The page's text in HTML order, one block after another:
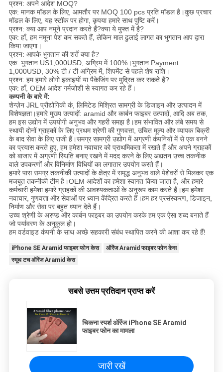
प्रश्न: अपने आदेश MOQ?
एक: मानक मॉडल के लिए, आमतौर पर MOQ 100 pcs प्रति मॉडल है।कुछ प्रचार
मॉडल के लिए, यह स्टॉक पर होगा, कृपया हमारे साथ पुष्टि करें।
प्रश्न: क्या आप नमूने प्रदान करते हैं?क्या ये मुफ्त में है?
एक: हाँ, हम नमूना पेश कर सकते हैं, लेकिन माल ढुलाई लागत का भुगतान आप द्वारा
किया जाएगा।
प्रश्न: आपके भुगतान की शर्तें क्या है?
एक: भुगतान US1,000USD, अग्रिम में 100%।भुगतान Payment
1,000USD, 30% टी / टी अग्रिम में, शिपमेंट से पहले शेष राशि।
प्रश्न: हम हमारे लोगो इकाइयों या पैकेजिंग पर मुद्रित कर सकते हैं?
एक: हाँ, OEM आदेश गर्मजोशी से स्वागत कर रहे हैं।
कम्पनी के बारे में:
शेन्ज़ेन JRL प्रौद्योगिकी कं, लिमिटेड मिश्रित सामग्री के डिजाइन और उत्पादन में
विशेषज्ञता।हमारे मुख्य उत्पादों: aramid और कार्बन फाइबर उत्पादों, आदि अब तक,
हम इस उद्योग में उपयोगी अनुभव और गहरी समझ है।हम संभावित और लंबे समय से
स्थायी दोनों ग्राहकों के लिए प्रथम श्रेणी की गुणवत्ता, उचित मूल्य और व्यापक बिक्री
के बाद सेवा के लिए राजी हैं।समग्र सामग्री उद्योग में अग्रणी कंपनियों में से एक बनने
का प्रयास करते हुए, हम हमेशा नवाचार को प्राथमिकता में रखते हैं और अपने ग्राहकों
को बाजार में अग्रणी स्थिति बनाए रखने में मदद करने के लिए अद्यतन उच्च तकनीक
वाले उपकरणों और विनिर्माण विधियों का लगातार उपयोग करते हैं।
हमारे पास समग्र तकनीकी उत्पादों के क्षेत्र में समृद्ध अनुभव वाले पेशेवरों से मिलकर एक
मजबूत तकनीकी टीम है।OEM आदेशों का हमेशा स्वागत किया जाता है, और हमारे
कर्मचारी हमेशा हमारे ग्राहकों की आवश्यकताओं के अनुरूप काम करते हैं।हम हमेशा
नवाचार, गुणवत्ता और सेवाओं पर ध्यान केंद्रित करते हैं।हम हर प्रसंस्करण, डिजाइन,
निर्माण और सेवा पर बहुत ध्यान देते हैं।
उच्च श्रेणी के अरण्ड और कार्बन फाइबर का उपयोग करके हम एक ऐसा शब्द बनाते हैं
जो पर्यावरण के अनुकूल हो।
हम वर्डवाइड कंपनी के साथ अच्छे सहकारी संबंध स्थापित करने की आशा कर रहे हैं!
iPhone SE Aramid फाइबर फोन केस
ऑरेंज Aramid फाइबर फोन केस
स्मूथ टच ऑरेंज Aramid केस
सबसे उत्तम प्रतिदान प्राप्त करें
चिकना स्पर्श ऑरेंज iPhone SE Aramid
फाइबर फोन का मामला
जारी रखें